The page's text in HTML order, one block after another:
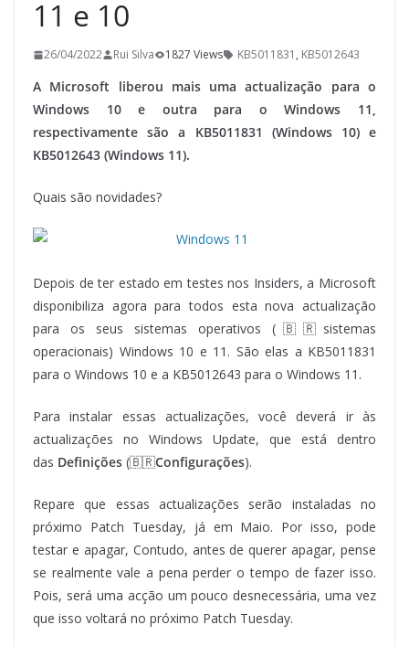
11 e 10
26/04/2022 Rui Silva 1827 Views KB5011831 , KB5012643
A Microsoft liberou mais uma actualização para o
Windows 10 e outra para o Windows 11,
respectivamente são a KB5011831 (Windows 10) e
KB5012643 (Windows 11).
Quais são novidades?
Depois de ter estado em testes nos Insiders, a Microsoft
disponibiliza agora para todos esta nova actualização
para os seus sistemas operativos (🇧🇷sistemas
operacionais) Windows 10 e 11. São elas a KB5011831
para o Windows 10 e a KB5012643 para o Windows 11.
Para instalar essas actualizações, você deverá ir às
actualizações no Windows Update, que está dentro
das Definições (🇧🇷Configurações).
Repare que essas actualizações serão instaladas no
próximo Patch Tuesday, já em Maio. Por isso, pode
testar e apagar, Contudo, antes de querer apagar, pense
se realmente vale a pena perder o tempo de fazer isso.
Pois, será uma acção um pouco desnecessária, uma vez
que isso voltará no próximo Patch Tuesday.